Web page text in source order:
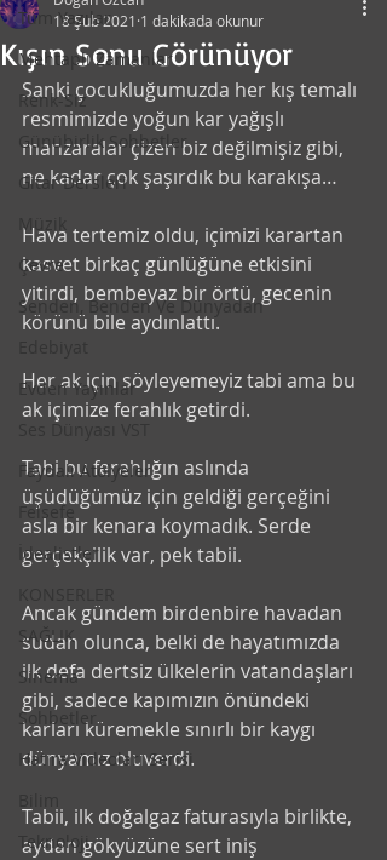
Tüm Yazılar
Mehtaplı Zamanlar
Renk-Siz
Günübirlik Sohbetler
Gitar Dersleri
Müzik
Çevre
Senden, Benden Ve Dünyadan
Evden Yayınlar
Ses Dünyası VST
Faydalı Atölyeler
Felsefe
İdealistler
SAĞLIK
Sinema
Sohbetler
Hatıra Videoları Serisi
Teknoloji
Kışın Sonu Görünüyor
18 Şub 2021 1 dakikada okunur
Sanki çocukluğumuzda her kış temalı
resmimizde yoğun kar yağışlı
manzaralar çizen biz değilmişiz gibi,
ne kadar çok şaşırdık bu karakışa…
Hava tertemiz oldu, içimizi karartan
kasvet birkaç günlüğüne etkisini
yitirdi, bembeyaz bir örtü, gecenin
körünü bile aydınlattı.
Her ak için söyleyemeyiz tabi ama bu
ak içimize ferahlık getirdi.
Tabi bu ferahlığın aslında
üşüdüğümüz için geldiği gerçeğini
asla bir kenara koymadık. Serde
gerçekçilik var, pek tabii.
Ancak gündem birdenbire havadan
sudan olunca, belki de hayatımızda
ilk defa dertsiz ülkelerin vatandaşları
gibi, sadece kapımızın önündeki
karları küremekle sınırlı bir kaygı
dünyamız oluverdi.
Tabii, ilk doğalgaz faturasıyla birlikte,
aydan gökyüzüne sert iniş